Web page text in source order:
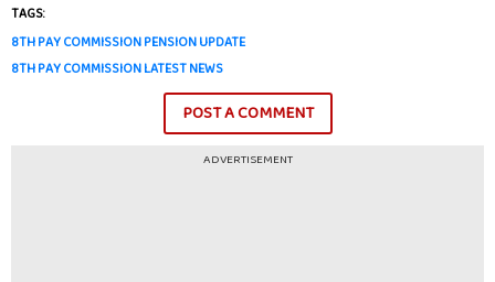
TAGS:
8TH PAY COMMISSION PENSION UPDATE
8TH PAY COMMISSION LATEST NEWS
POST A COMMENT
ADVERTISEMENT